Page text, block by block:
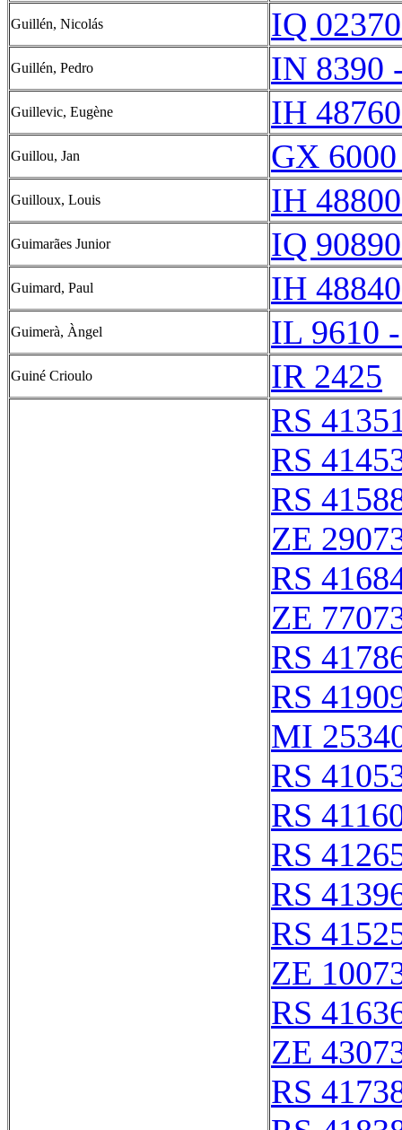
Guillén, Nicolás IQ
Guillén, Pedro IN 8390
Guillevic, Eugène IH
Guillou, Jan GX
Guilloux, Louis IH
Guimarães Junior IQ
Guimard, Paul IH
Guimerà, Àngel IL 9610
Guiné Crioulo
IR 2425
RS
RS
RS
ZE
RS
ZE
RS
RS
MI
RS
RS
RS
RS
RS
ZE
RS
ZE
RS